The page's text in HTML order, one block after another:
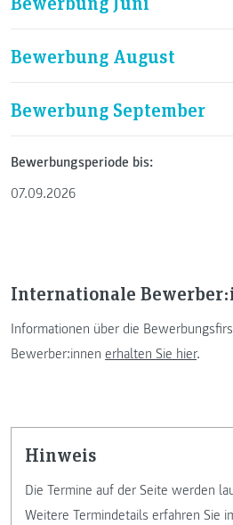
Bewerbung August
Bewerbung September
Bewerbungsperiode bis:
07.09.2026
Internationale
Informationen über die
Bewerber:innen erhalten Sie hier.
Hinweis
Die Termine auf der Seite werden
Weitere Termindetails erfahren Sie